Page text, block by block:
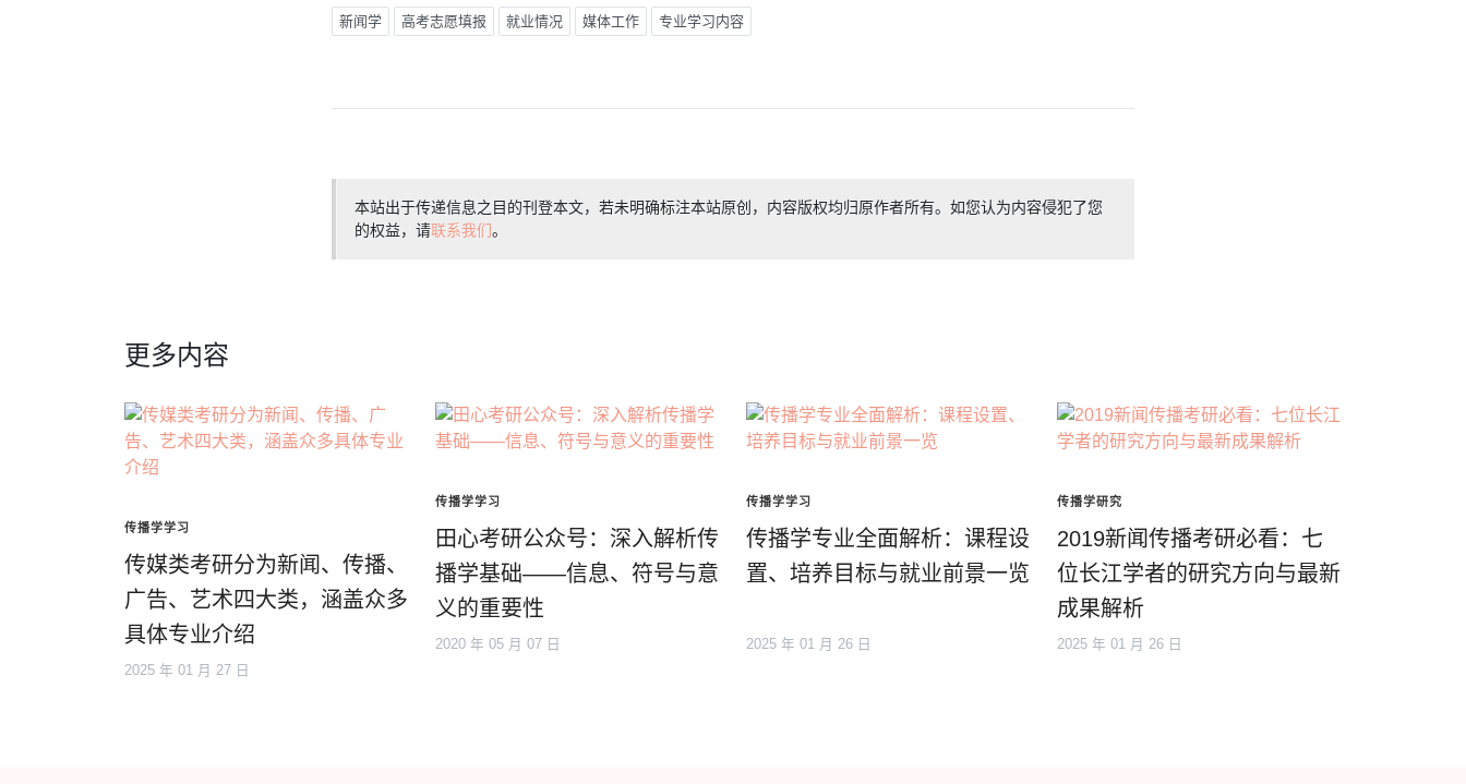
新闻学 高考志愿填报 就业情况 媒体工作 专业学习内容
本站出于传递信息之目的刊登本文，若未明确标注本站原创，内容版权均归原作者所有。如您认为内容侵犯了您
的权益，请联系我们。
更多内容
传播学学习
传媒类考研分为新闻、传播、
广告、艺术四大类，涵盖众多
具体专业介绍
2025 年 01 月 27 日
传播学学习
田心考研公众号：深入解析传
播学基础——信息、符号与意
义的重要性
2020 年 05 月 07 日
传播学学习
传播学专业全面解析：课程设
置、培养目标与就业前景一览
2025 年 01 月 26 日
传播学研究
2019新闻传播考研必看：七
位长江学者的研究方向与最新
成果解析
2025 年 01 月 26 日